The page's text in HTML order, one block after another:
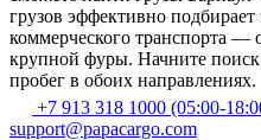
грузов эффективно
коммерческого транспорта —
крупной фуры. Начните поиск
пробег в обоих направлениях.
+7 913 318 1000 (05:00-
support@papacargo.com